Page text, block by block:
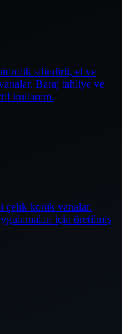
silindirli, el ve
Baraj tahliye ve
kullanım.
konik vanalar.
için üretilmiş